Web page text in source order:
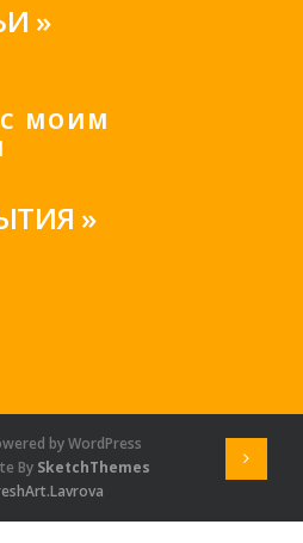
»
МОИМ
»
by WordPress
By SketchThemes